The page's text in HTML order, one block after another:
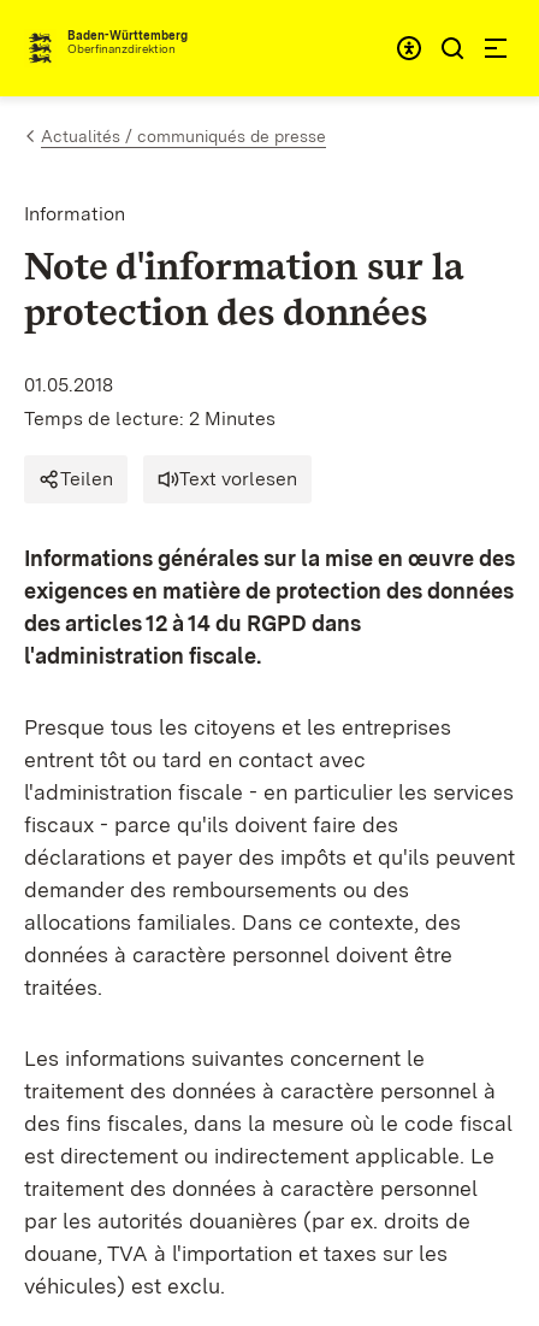
Passer au contenu
Baden-Württemberg
Oberfinanzdirektion
Actualités / communiqués de presse
Information
Note d'information sur la
protection des données
01.05.2018
Temps de lecture: 2 Minutes
Teilen Text vorlesen
Informations générales sur la mise en œuvre des
exigences en matière de protection des données
des articles 12 à 14 du RGPD dans
l'administration fiscale.
Presque tous les citoyens et les entreprises
entrent tôt ou tard en contact avec
l'administration fiscale - en particulier les services
fiscaux - parce qu'ils doivent faire des
déclarations et payer des impôts et qu'ils peuvent
demander des remboursements ou des
allocations familiales. Dans ce contexte, des
données à caractère personnel doivent être
traitées.
Les informations suivantes concernent le
traitement des données à caractère personnel à
des fins fiscales, dans la mesure où le code fiscal
est directement ou indirectement applicable. Le
traitement des données à caractère personnel
par les autorités douanières (par ex. droits de
douane, TVA à l'importation et taxes sur les
véhicules) est exclu.